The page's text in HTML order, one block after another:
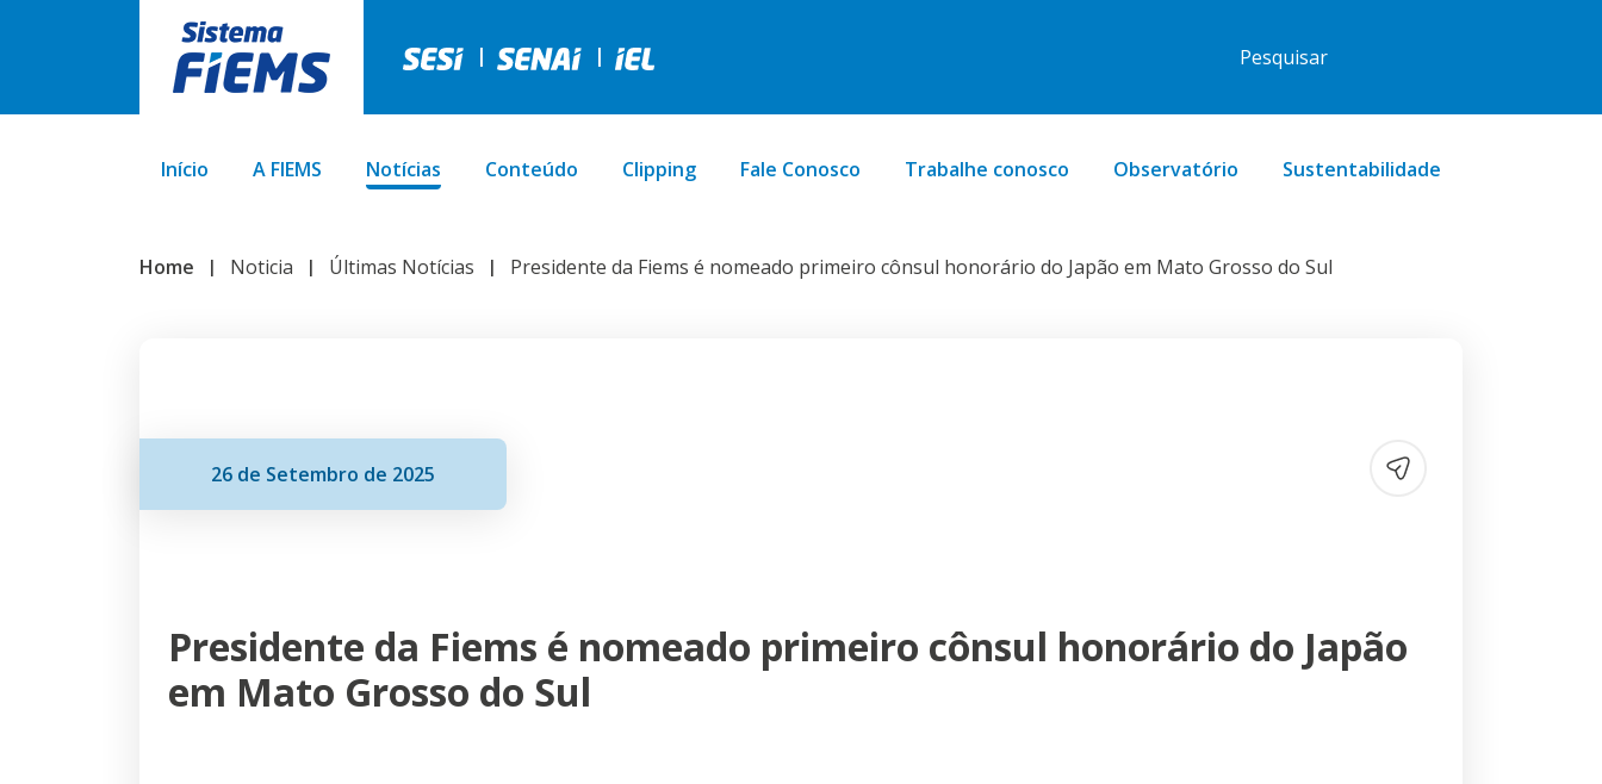
Início A FIEMS Notícias Conteúdo Clipping Fale Conosco Trabalhe conosco Observatório Sustentabilidade
Home Noticia Últimas Notícias Presidente da Fiems é nomeado primeiro cônsul honorário do Japão em Mato Grosso do Sul
26 de Setembro de 2025
Presidente da Fiems é nomeado primeiro cônsul honorário do Japão
em Mato Grosso do Sul